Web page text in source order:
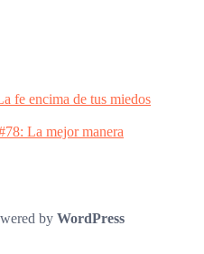
fe encima de tus miedos
La mejor manera
by WordPress